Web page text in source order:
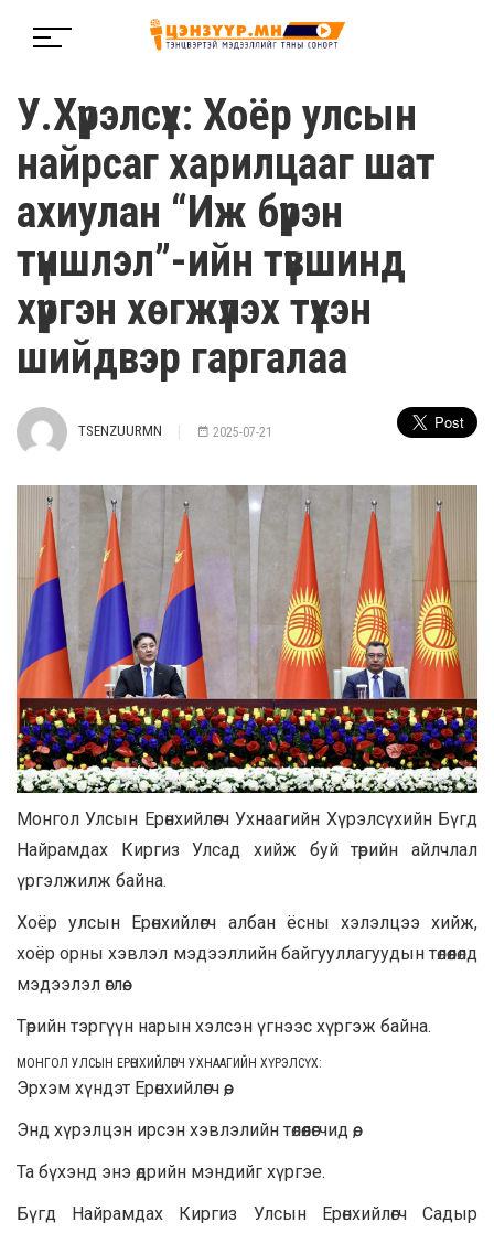
У.Хүрэлсүх: Хоёр улсын
найрсаг харилцааг шат
ахиулан “Иж бүрэн
түншлэл”-ийн түвшинд
хүргэн хөгжүүлэх түүхэн
шийдвэр гаргалаа
TSENZUURMN 2025-07-21
Монгол Улсын Ерөнхийлөгч Ухнаагийн Хүрэлсүхийн Бүгд
Найрамдах Киргиз Улсад хийж буй төрийн айлчлал
үргэлжилж байна.
Хоёр улсын Ерөнхийлөгч албан ёсны хэлэлцээ хийж,
хоёр орны хэвлэл мэдээллийн байгууллагуудын төлөөлөлд
мэдээлэл өглөө.
Төрийн тэргүүн нарын хэлсэн үгнээс хүргэж байна.
МОНГОЛ УЛСЫН ЕРӨНХИЙЛӨГЧ УХНААГИЙН ХҮРЭЛСҮХ:
Эрхэм хүндэт Ерөнхийлөгч өө,
Энд хүрэлцэн ирсэн хэвлэлийн төлөөлөгчид өө,
Та бүхэнд энэ өдрийн мэндийг хүргэе.
Бүгд Найрамдах Киргиз Улсын Ерөнхийлөгч Садыр